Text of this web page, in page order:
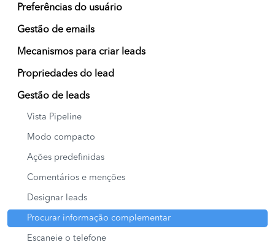
Preferências do usuário
Gestão de emails
Mecanismos para criar leads
Propriedades do lead
Gestão de leads
Vista Pipeline
Modo compacto
Ações predefinidas
Comentários e menções
Designar leads
Procurar informação complementar
Escaneie o telefone